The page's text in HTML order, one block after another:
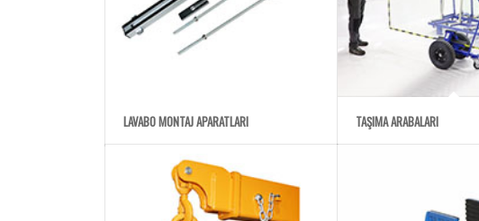
LAVABO MONTAJ APARATLARI TAŞIMA ARABALARI